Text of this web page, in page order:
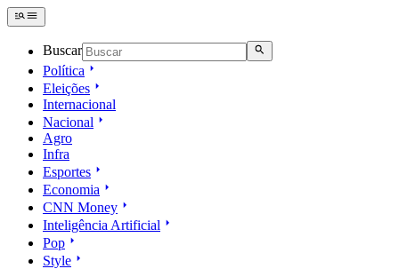
Buscar
Política
Eleições
Internacional
Nacional
Agro
Infra
Esportes
Economia
CNN Money
Inteligência Artificial
Pop
Style